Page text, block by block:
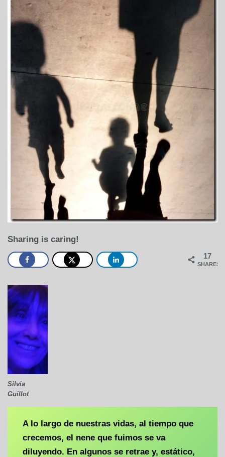
Sharing is caring!
17
SHARES
Silvia
Guillot
A lo largo de nuestras vidas, al tiempo que
crecemos, el nene que fuimos se va
diluyendo. En algunos se retrae y, estático,